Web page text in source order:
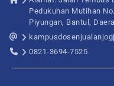
Pedukuhan Mutihan
Piyungan, Bantul,
0821-3694-7525